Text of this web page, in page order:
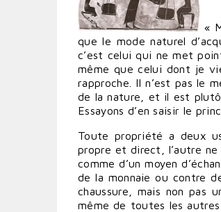
«
que le mode naturel
c’est celui qui ne met
même que celui dont je
rapproche. Il n’est pas le
de la nature, et il est
Essayons d’en saisir le
Toute propriété a deux
propre et direct, l’autre ne
comme d’un moyen
de la monnaie ou contre
chaussure, mais non pas
même de toutes les autres